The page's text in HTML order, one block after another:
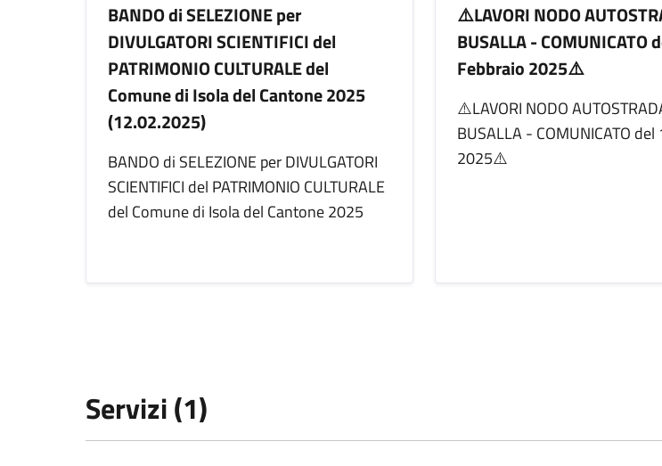
BANDO di SELEZIONE per
DIVULGATORI SCIENTIFICI del
PATRIMONIO CULTURALE del
Comune di Isola del Cantone 2025
(12.02.2025)
BANDO di SELEZIONE per DIVULGATORI
SCIENTIFICI del PATRIMONIO CULTURALE
del Comune di Isola del Cantone 2025
⚠️LAVORI NODO
BUSALLA - COMUNICATO
Febbraio 2025⚠️
⚠️LAVORI NODO
BUSALLA - COMUNICATO
2025⚠️
Servizi (1)